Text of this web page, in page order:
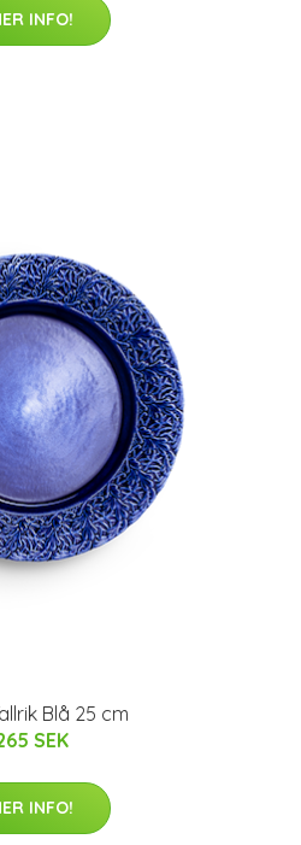
INFO!
Blå 25 cm
SEK
INFO!